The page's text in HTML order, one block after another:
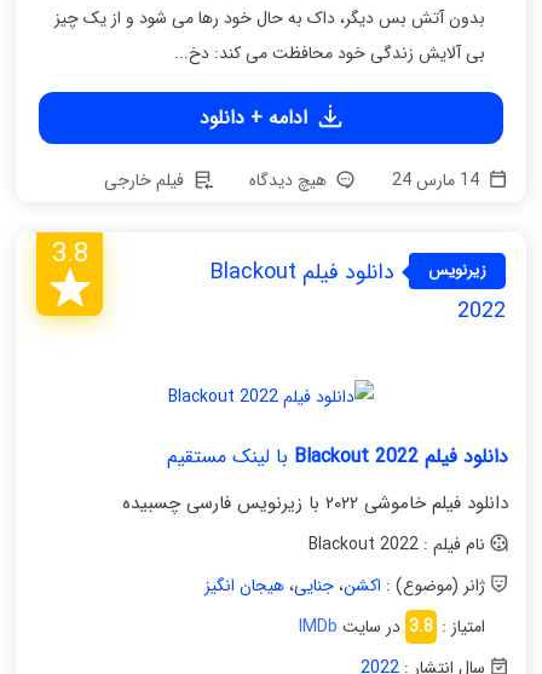
بدون آتش بس دیگر، داک به حال خود رها می شود و از یک چیز
بی آلایش زندگی خود محافظت می کند: دخ...
ادامه + دانلود
14 مارس 24 هیچ دیدگاه فیلم خارجی
زیرنویس
فارسی
دانلود فیلم Blackout
2022
3.8
دانلود فیلم Blackout 2022 با لینک مستقیم
دانلود فیلم خاموشی ۲۰۲۲ با زیرنویس فارسی چسبیده
نام فیلم : Blackout 2022
ژانر (موضوع) : اکشن،جنایی،هیجان انگیز
امتیاز : 3.8 در سایت IMDb
سال انتشار :2022